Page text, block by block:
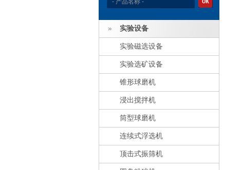
实验设备
实验磁选设备
实验选矿设备
锥形球磨机
浸出搅拌机
筒型球磨机
连续式浮选机
顶击式振筛机